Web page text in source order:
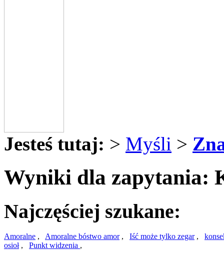
Jesteś tutaj: > Myśli >
Wyniki dla zapytania:
Najczęściej szukane:
Amoralne , Amoralne bóstwo amor, Iść może tylko zegar,
osioł, Punkt widzenia ,